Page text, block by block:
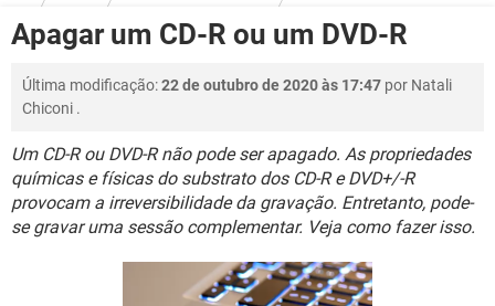
OUTLOOK EXCEL
GUIA DE COMPRAS
JOGOS WHATSAPP
CELULAR FACEBOOK
OUTLOOK EXCEL
GUIA DE COMPRAS
DOWNLOADS
CELULAR
INSTAGRAM GMAIL
FÓRUM
CELULAR FACEBOOK
OUTLOOK EXCEL
INSTAGRAM GMAIL
JOGOS WHATSAPP
FACEBOOK
GMAIL
Apagar um CD-R ou um DVD-R
Última modificação:22 de outubro de 2020 às 17:47 por Natali
Chiconi .
Um CD-R ou DVD-R não pode ser apagado. As propriedades
químicas e físicas do substrato dos CD-R e DVD+/-R
provocam a irreversibilidade da gravação. Entretanto, pode-
se gravar uma sessão complementar. Veja como fazer isso.